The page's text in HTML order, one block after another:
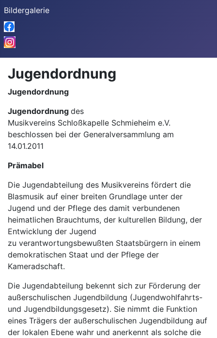
Bildergalerie
Link_Instagram
Jugendordnung
Jugendordnung
Jugendordnung des
Musikvereins Schloßkapelle Schmieheim e.V.
beschlossen bei der Generalversammlung am
14.01.2011
Prämabel
Die Jugendabteilung des Musikvereins fördert die
Blasmusik auf einer breiten Grundlage unter der
Jugend und der Pflege des damit verbundenen
heimatlichen Brauchtums, der kulturellen Bildung, der
Entwicklung der Jugend
zu verantwortungsbewußten Staatsbürgern in einem
demokratischen Staat und der Pflege der
Kameradschaft.
Die Jugendabteilung bekennt sich zur Förderung der
außerschulischen Jugendbildung (Jugendwohlfahrts-
und Jugendbildungsgesetz). Sie nimmt die Funktion
eines Trägers der außerschulischen Jugendbildung auf
der lokalen Ebene wahr und anerkennt als solche die